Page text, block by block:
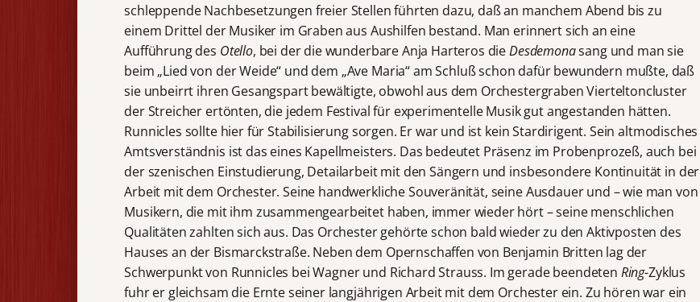
schleppende Nachbesetzungen freier Stellen führten dazu, daß an manchem Abend bis zu
einem Drittel der Musiker im Graben aus Aushilfen bestand. Man erinnert sich an eine
Aufführung des Otello, bei der die wunderbare Anja Harteros dieDesdemonasang und man sie
beim „Lied von der Weide“ und dem „Ave Maria“ am Schluß schon dafür bewundern mußte, daß
sie unbeirrt ihren Gesangspart bewältigte, obwohl aus dem Orchestergraben Vierteltoncluster
der Streicher ertönten, die jedem Festival für experimentelle Musik gut angestanden hätten.
Runnicles sollte hier für Stabilisierung sorgen. Er war und ist kein Stardirigent. Sein altmodisches
Amtsverständnis ist das eines Kapellmeisters. Das bedeutet Präsenz im Probenprozeß, auch bei
der szenischen Einstudierung, Detailarbeit mit den Sängern und insbesondere Kontinuität in der
Arbeit mit dem Orchester. Seine handwerkliche Souveränität, seine Ausdauer und – wie man von
Musikern, die mit ihm zusammengearbeitet haben, immer wieder hört – seine menschlichen
Qualitäten zahlten sich aus. Das Orchester gehörte schon bald wieder zu den Aktivposten des
Hauses an der Bismarckstraße. Neben dem Opernschaffen von Benjamin Britten lag der
Schwerpunkt von Runnicles bei Wagner und Richard Strauss. Im gerade beendeten Ring-Zyklus
fuhr er gleichsam die Ernte seiner langjährigen Arbeit mit dem Orchester ein. Zu hören war ein